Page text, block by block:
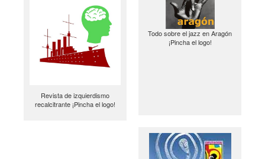
Revista de izquierdismo
recalcitrante ¡Pincha el logo!
Todo sobre el jazz en Aragón
¡Pincha el logo!